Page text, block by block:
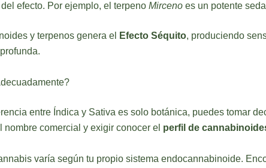
efecto. Por ejemplo, el terpeno Mirceno es un potente
y terpenos genera el Efecto Séquito, produciendo
entre Índica y Sativa es solo botánica, puedes tomar
comercial y exigir conocer el perfil de
varía según tu propio sistema endocannabinoide.